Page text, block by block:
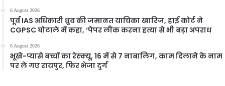
6 August 2026
पूर्व IAS अधिकारी ध्रुव की जमानत याचिका खारिज, हाई कोर्ट ने
CGPSC घोटाले में कहा, ‘पेपर लीक करना हत्या से भी बड़ा अपराध
6 August 2026
भूखे-प्यासे बच्चों का रेस्क्यू, 16 में से 7 नाबालिग, काम दिलाने के नाम
पर ले गए रायपुर, फिर भेजा दुर्ग